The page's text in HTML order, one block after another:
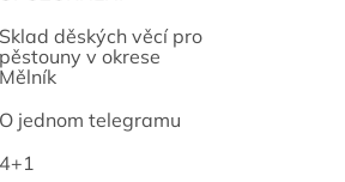
Sklad děských věcí pro
pěstouny v okrese
Mělník
O jednom telegramu
4+1